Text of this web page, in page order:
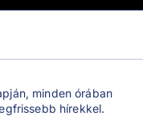
minden órában
hírekkel.